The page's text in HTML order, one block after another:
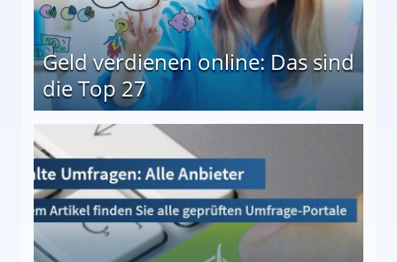
Geld verdienen online: Das sind
die Top 27